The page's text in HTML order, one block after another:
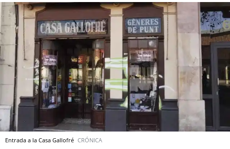
Entrada a la Casa Gallofré CRÓNICA